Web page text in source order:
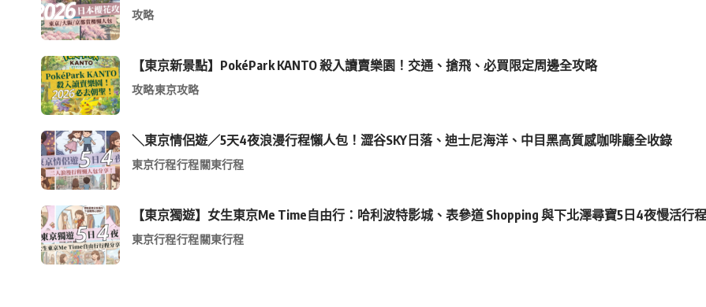
攻略
【東京新景點】PokéPark KANTO 殺入讀賣樂園！交通、搶飛、必買限定周邊全攻略
攻略東京攻略
＼東京情侶遊／5天4夜浪漫行程懶人包！澀谷SKY日落、迪士尼海洋、中目黑高質感咖啡廳全收錄
東京行程行程關東行程
【東京獨遊】女生東京Me Time自由行：哈利波特影城、表參道 Shopping 與下北澤尋寶5日4夜慢活行程
東京行程行程關東行程